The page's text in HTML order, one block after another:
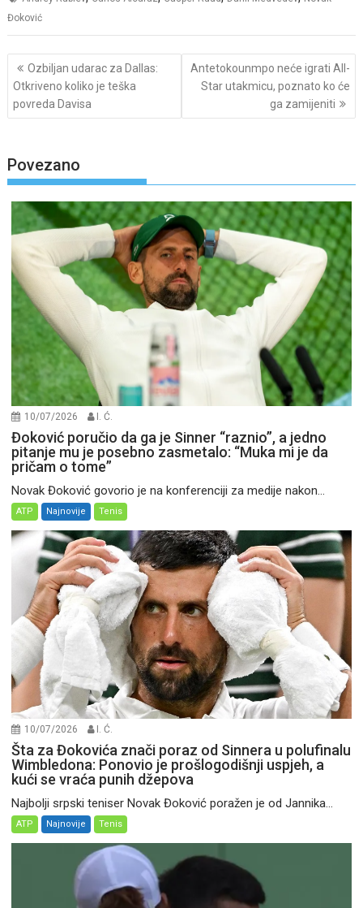
Đoković
Post
navigation
Ozbiljan udarac za Dallas:
Otkriveno koliko je teška
povreda Davisa
Antetokounmpo neće igrati All-
Star utakmicu, poznato ko će
ga zamijeniti
Povezano
10/07/2026 I. Ć.
Đoković poručio da ga je Sinner “raznio”, a jedno
pitanje mu je posebno zasmetalo: “Muka mi je da
pričam o tome”
Novak Đoković govorio je na konferenciji za medije nakon...
ATP Najnovije Tenis
10/07/2026 I. Ć.
Šta za Đokovića znači poraz od Sinnera u polufinalu
Wimbledona: Ponovio je prošlogodišnji uspjeh, a
kući se vraća punih džepova
Najbolji srpski teniser Novak Đoković poražen je od Jannika...
ATP Najnovije Tenis